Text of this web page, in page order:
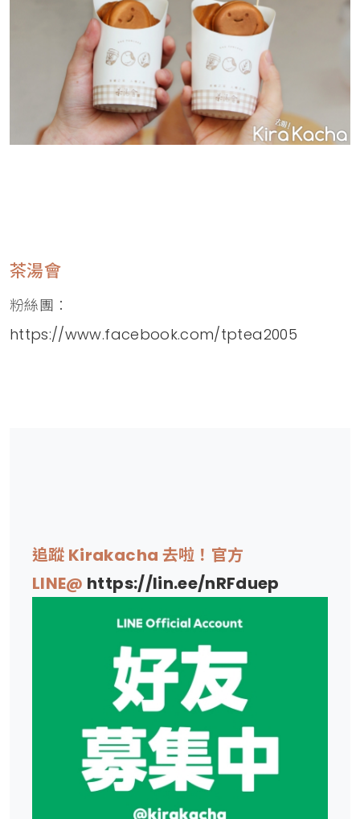
茶湯會
粉絲團：
https://www.facebook.com/tptea2005
追蹤 Kirakacha 去啦！官方
LINE@ https://lin.ee/nRFduep